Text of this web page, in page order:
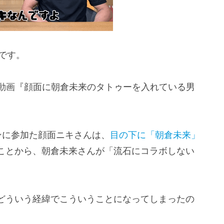
す。
『顔面に朝倉未来のタトゥーを入れている男
参加た顔面ニキさんは、 目の下に「朝倉未来」
とから、朝倉未来さんが「流石にコラボしない
いう経緯でこういうことになってしまったの